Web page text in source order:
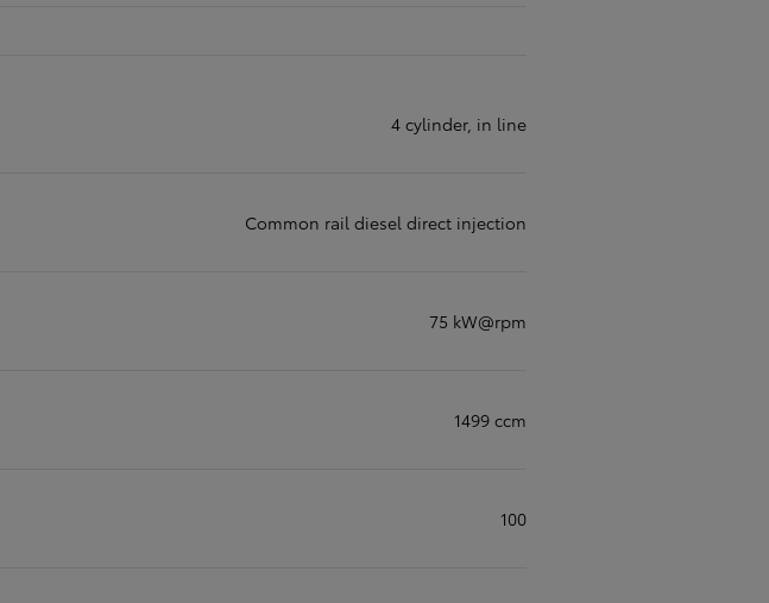
4 cylinder, in line
Common rail diesel direct injection
75 kW@rpm
1499 ccm
100